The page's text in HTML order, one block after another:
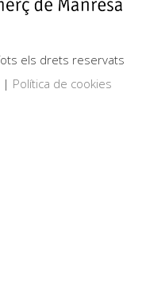
els drets reservats
Política de cookies